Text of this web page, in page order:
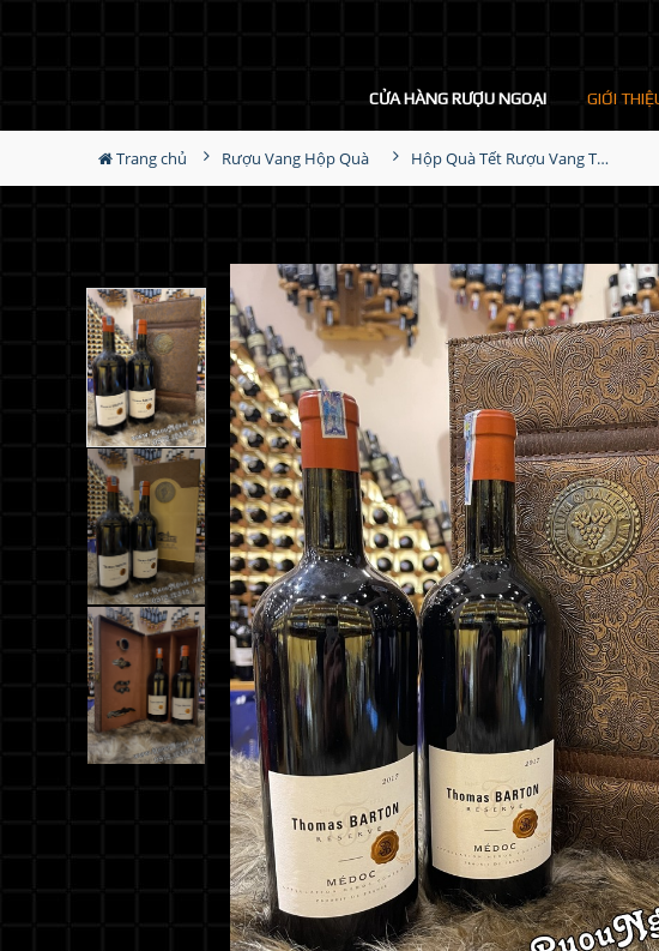
CỬA HÀNG RƯỢU NGOẠI GIỚI
Trang chủ Rượu Vang Hộp Quà Hộp Quà Tết Rượu Vang Thomas Barton Reserve Medoc